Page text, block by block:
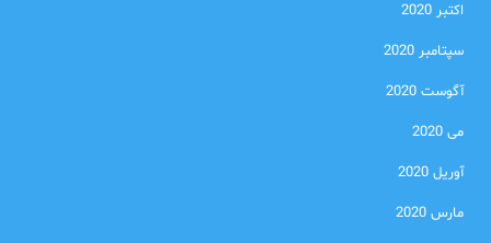
اکتبر 2020
سپتامبر 2020
آگوست 2020
می 2020
آوریل 2020
مارس 2020